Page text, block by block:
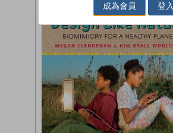
成為會員 登入